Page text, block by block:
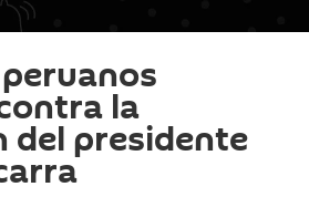
la
del presidente